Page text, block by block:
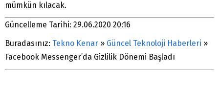
mümkün kılacak.
Güncelleme Tarihi: 29.06.2020 20:16
Buradasınız: Tekno Kenar » Güncel Teknoloji Haberleri »
Facebook Messenger’da Gizlilik Dönemi Başladı